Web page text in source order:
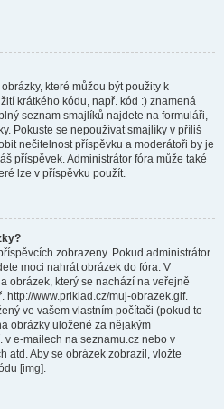
které můžou být použity k
krátkého kódu, např. kód :) znamená
seznam smajlíků najdete na formuláři,
Pokuste se nepoužívat smajlíky v příliš
nečitelnost příspěvku a moderátoři by je
příspěvek. Administrátor fóra může také
lze v příspěvku použít.
zobrazeny. Pokud administrátor
moci nahrát obrázek do fóra. V
obrázek, který se nachází na veřejně
http://www.priklad.cz/muj-obrazek.gif.
ve vašem vlastním počítači (pokud to
obrázky uložené za nějakým
e-mailech na seznamu.cz nebo v
atd. Aby se obrázek zobrazil, vložte
[img].